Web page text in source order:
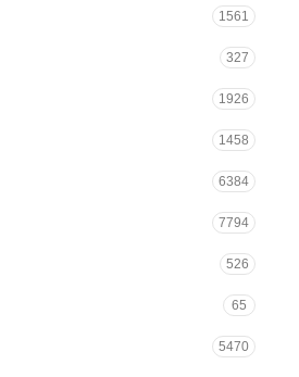
1561
327
1926
1458
6384
7794
526
65
5470